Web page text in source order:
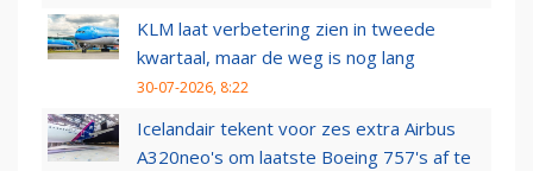
KLM laat verbetering zien in tweede
kwartaal, maar de weg is nog lang
30-07-2026, 8:22
Icelandair tekent voor zes extra Airbus
A320neo's om laatste Boeing 757's af te